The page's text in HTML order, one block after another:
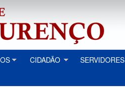
CIDADÃO SERVIDORES